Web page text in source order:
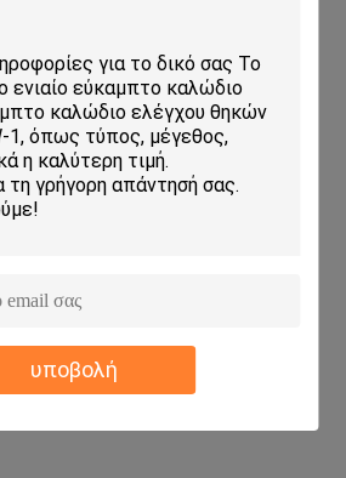
υποβολή
ή γυμνός χαλκός
αρίθμηση (επίσης διαθέσιμη σε άλλα
ανωτέρω στο εξωτερικό στρώμα
℃-80℃
1-3
Εναλλασσόμενο ρεύμα 2.0kV/1min